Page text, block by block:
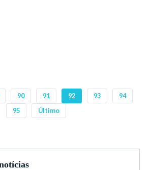
90 91 92 93
94
95
Último